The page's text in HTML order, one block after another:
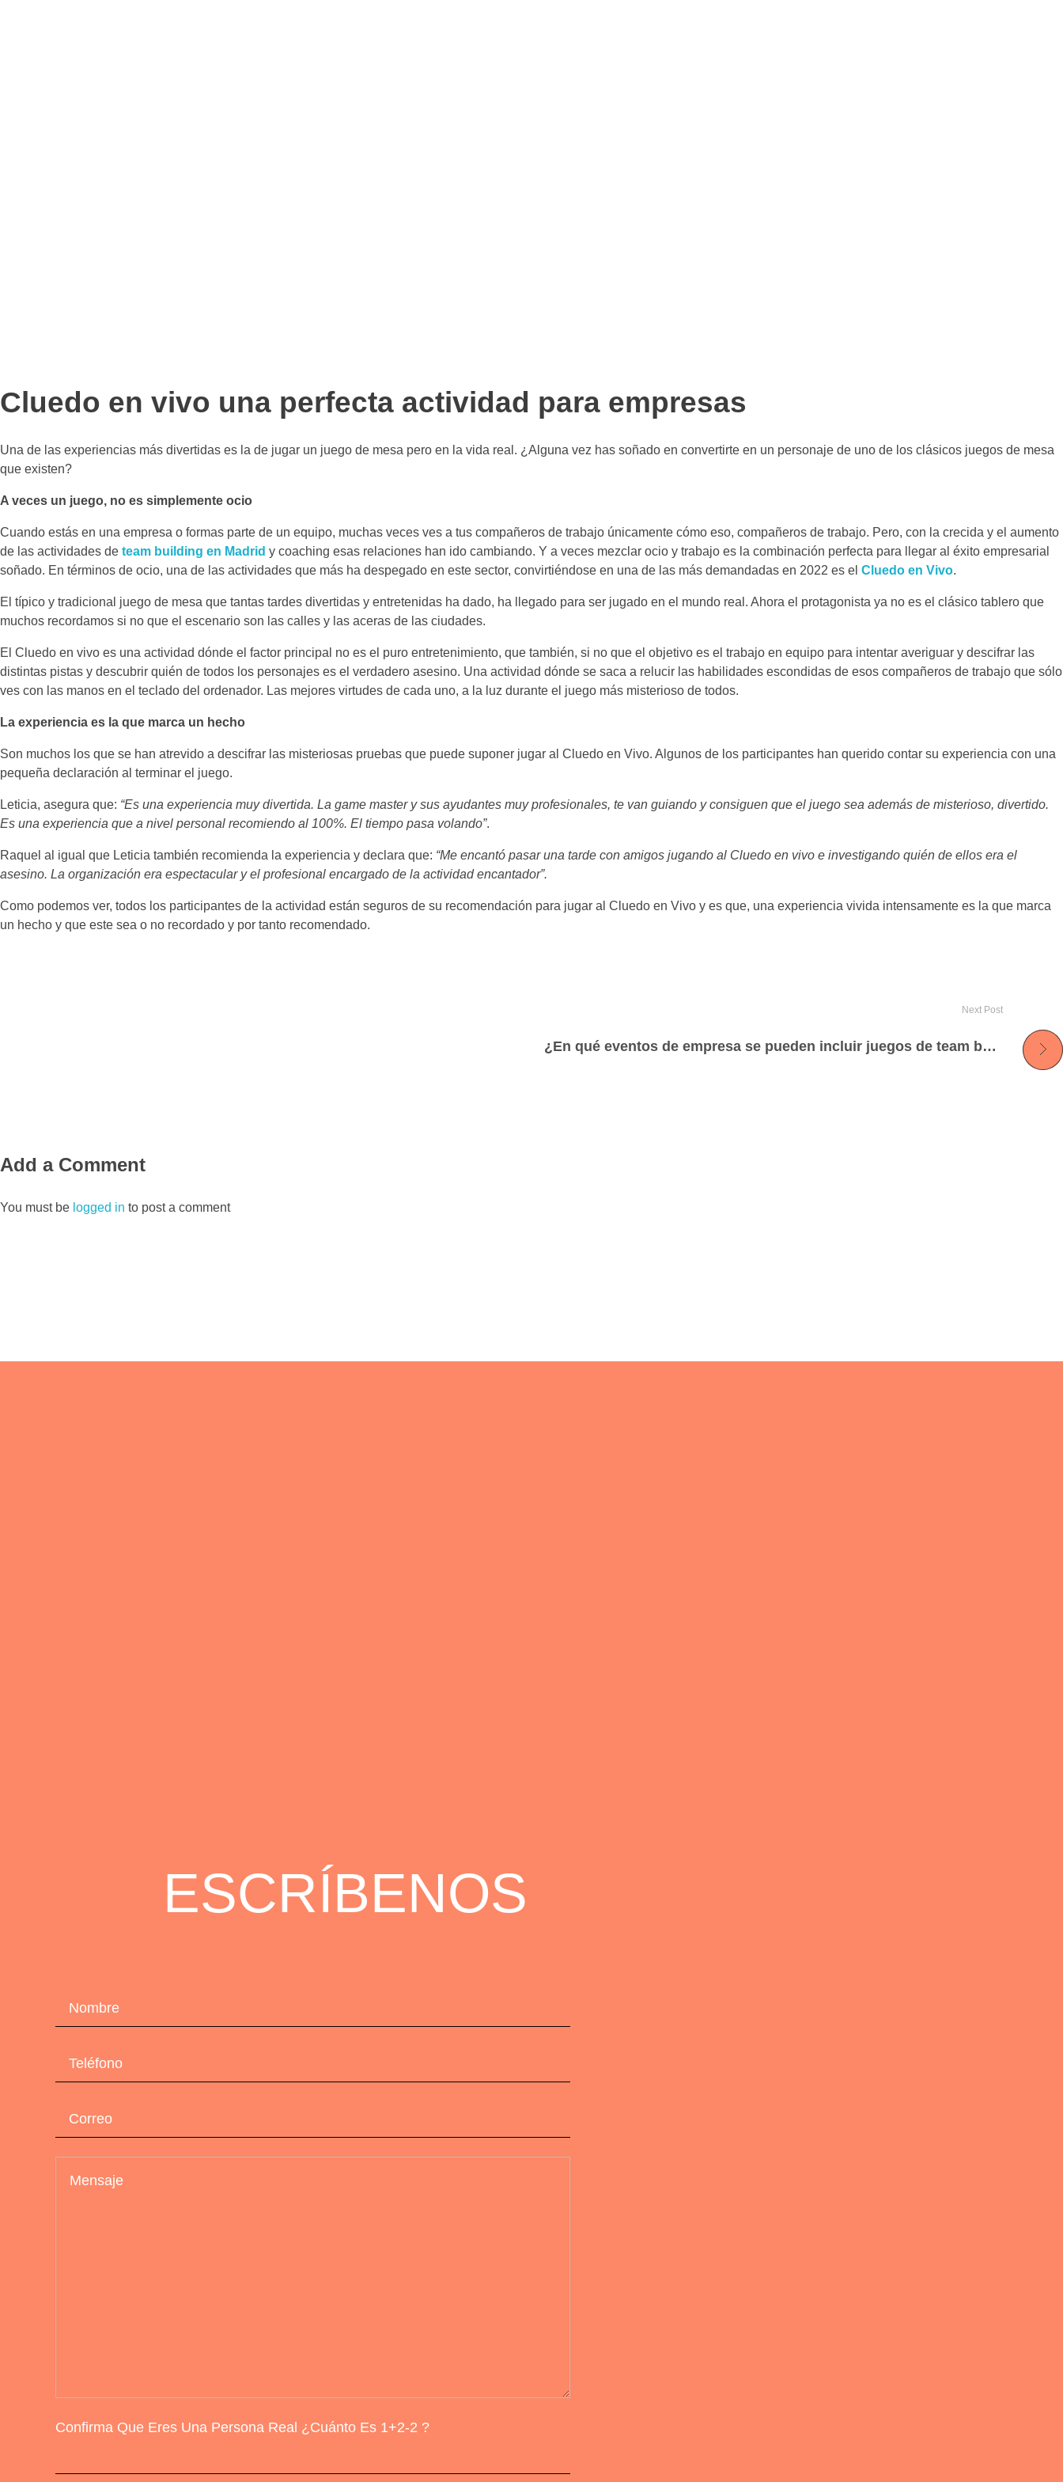
Cluedo en vivo una perfecta actividad para empresas
Una de las experiencias más divertidas es la de jugar un juego de mesa pero en la vida real. ¿Alguna vez has soñado en convertirte en un personaje de uno de los clásicos juegos de mesa
que existen?
A veces un juego, no es simplemente ocio
Cuando estás en una empresa o formas parte de un equipo, muchas veces ves a tus compañeros de trabajo únicamente cómo eso, compañeros de trabajo. Pero, con la crecida y el aumento
de las actividades de team building en Madrid y coaching esas relaciones han ido cambiando. Y a veces mezclar ocio y trabajo es la combinación perfecta para llegar al éxito empresarial
soñado. En términos de ocio, una de las actividades que más ha despegado en este sector, convirtiéndose en una de las más demandadas en 2022 es el Cluedo en Vivo.
El típico y tradicional juego de mesa que tantas tardes divertidas y entretenidas ha dado, ha llegado para ser jugado en el mundo real. Ahora el protagonista ya no es el clásico tablero que
muchos recordamos si no que el escenario son las calles y las aceras de las ciudades.
El Cluedo en vivo es una actividad dónde el factor principal no es el puro entretenimiento, que también, si no que el objetivo es el trabajo en equipo para intentar averiguar y descifrar las
distintas pistas y descubrir quién de todos los personajes es el verdadero asesino. Una actividad dónde se saca a relucir las habilidades escondidas de esos compañeros de trabajo que sólo
ves con las manos en el teclado del ordenador. Las mejores virtudes de cada uno, a la luz durante el juego más misterioso de todos.
La experiencia es la que marca un hecho
Son muchos los que se han atrevido a descifrar las misteriosas pruebas que puede suponer jugar al Cluedo en Vivo. Algunos de los participantes han querido contar su experiencia con una
pequeña declaración al terminar el juego.
Leticia, asegura que: “Es una experiencia muy divertida. La game master y sus ayudantes muy profesionales, te van guiando y consiguen que el juego sea además de misterioso, divertido.
Es una experiencia que a nivel personal recomiendo al 100%. El tiempo pasa volando”.
Raquel al igual que Leticia también recomienda la experiencia y declara que: “Me encantó pasar una tarde con amigos jugando al Cluedo en vivo e investigando quién de ellos era el
asesino. La organización era espectacular y el profesional encargado de la actividad encantador”.
Como podemos ver, todos los participantes de la actividad están seguros de su recomendación para jugar al Cluedo en Vivo y es que, una experiencia vivida intensamente es la que marca
un hecho y que este sea o no recordado y por tanto recomendado.
Next Post
¿En qué eventos de empresa se pueden incluir juegos de team building?
Add a Comment
You must be logged in to post a comment
ESCRÍBENOS
Confirma Que Eres Una Persona Real ¿Cuánto Es 1+2-2 ?